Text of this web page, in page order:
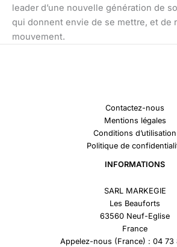
leader d’une nouvelle génération de
qui donnent envie de se mettre, et de
mouvement.
Contactez-nous
Mentions légales
Conditions d’utilisation
Politique de
INFORMATIONS
SARL MARKEGIE
Les Beauforts
63560 Neuf-Eglise
France
Appelez-nous (France) : 04 73